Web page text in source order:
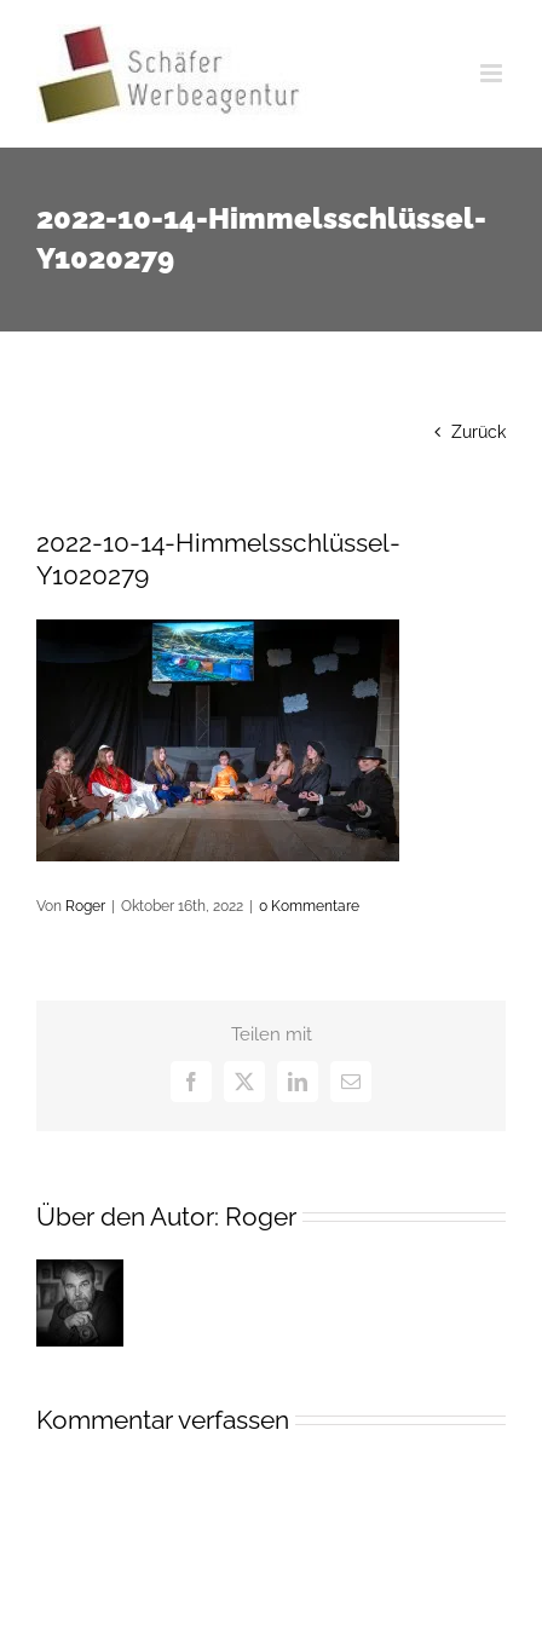
springen
2022-10-14-Himmelsschlüssel-
Y1020279
Zurück
2022-10-14-Himmelsschlüssel-
Y1020279
Von Roger Oktober 16th, 2022 0 Kommentare
Teilen mit
Facebook
X LinkedIn
E-
Über den Autor: Roger
Kommentar verfassen